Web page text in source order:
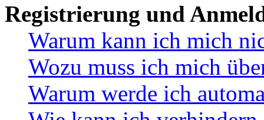
Registrierung und
Warum kann ich mich
Wozu muss ich mich
Warum werde ich